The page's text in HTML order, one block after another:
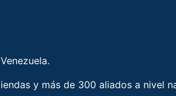
y más de 300 aliados a nivel